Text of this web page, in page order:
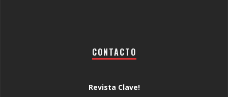
CONTACTO
Revista Clave!